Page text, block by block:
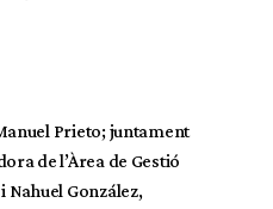
Prieto; juntament
de l’Àrea de Gestió
Nahuel González,